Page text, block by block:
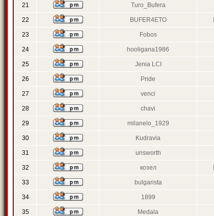
21 Turo_Bufera
22 BUFER4ETO
23 Fobos
24 hooligana1986
25 Jenia LCI
26 Pride
27 venci
28 chavi
29 milanelo_1929
30 Kudravia
31 unsworth
32 козел
33 bulgarista
34 1899
35 Medala